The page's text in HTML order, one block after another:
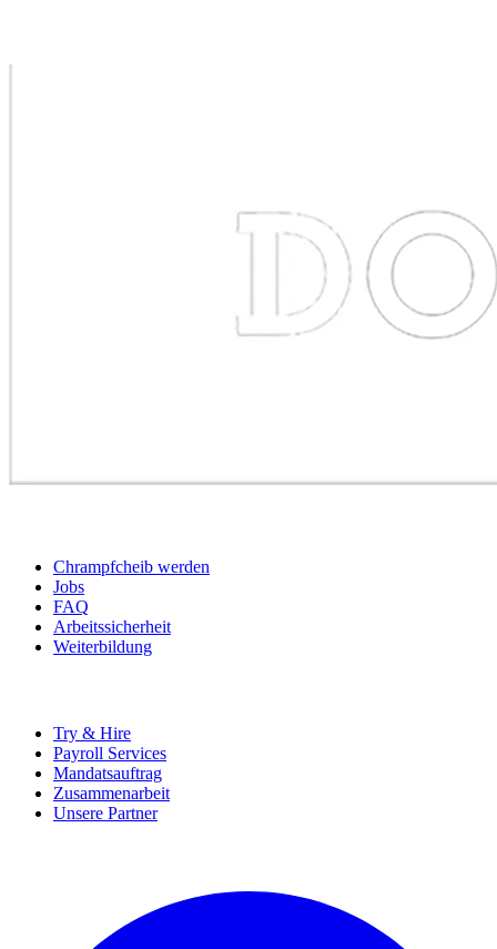
Chrampfcheib werden
Jobs
FAQ
Arbeitssicherheit
Weiterbildung
Try & Hire
Payroll Services
Mandatsauftrag
Zusammenarbeit
Unsere Partner